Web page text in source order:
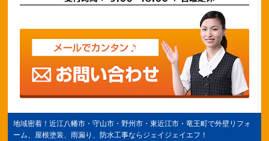
地域密着！近江八幡市 ・守山市・野州市・東近江市 ・竜王町で外壁リフォ
ーム、屋根塗装、雨漏り、防水工事ならジェイジェイエフ！